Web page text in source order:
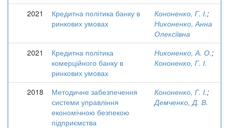
2021
Кредитна політика банку в
ринкових умовах
Кононенко, Г. І.;
Никоненко, Анна
Олексіївна
2021
Кредитна політика
комерційного банку в
ринкових умовах
Никоненко, А. О.;
Кононенко, Г. І.
2018
Методичне забезпечення
системи управління
економічною безпекою
підприємства
Кононенко, Г. І.;
Демченко, Д. В.